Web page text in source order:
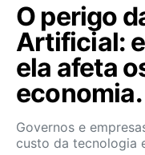
O perigo
Artificial:
ela afeta
Governos e
custo da tecnologia